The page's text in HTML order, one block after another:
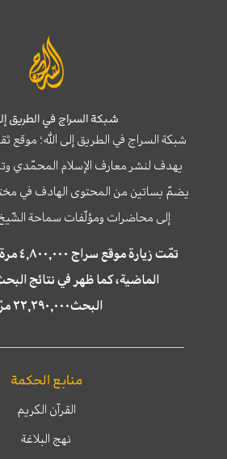
شبكة السراج في الطريق
شبكة السراج في الطريق إلى الله؛ موقع
يهدف لنشر معارف الإسلام المحمّدي
يضمّ بساتين من المحتوى الهادف في
إلى محاضرات ومؤلّفات سماحة
تمّت
الماضية، كما ظهر في نتائج
البحث٢٢,٢٩٠,٠٠٠ مرّة.
منابع الحكمة
القرآن الكريم
نهج البلاغة